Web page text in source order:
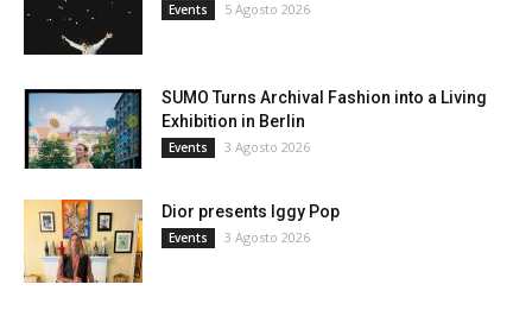
Events 5 Agosto 2026
SUMO Turns Archival Fashion into a Living
Exhibition in Berlin
Events 3 Agosto 2026
Dior presents Iggy Pop
Events 3 Agosto 2026